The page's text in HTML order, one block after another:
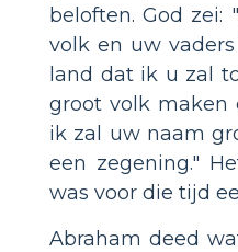
beloften. God zei:
volk en uw
land dat ik u zal
groot volk maken
ik zal uw naam
een zegening."
was voor die tijd
Abraham deed